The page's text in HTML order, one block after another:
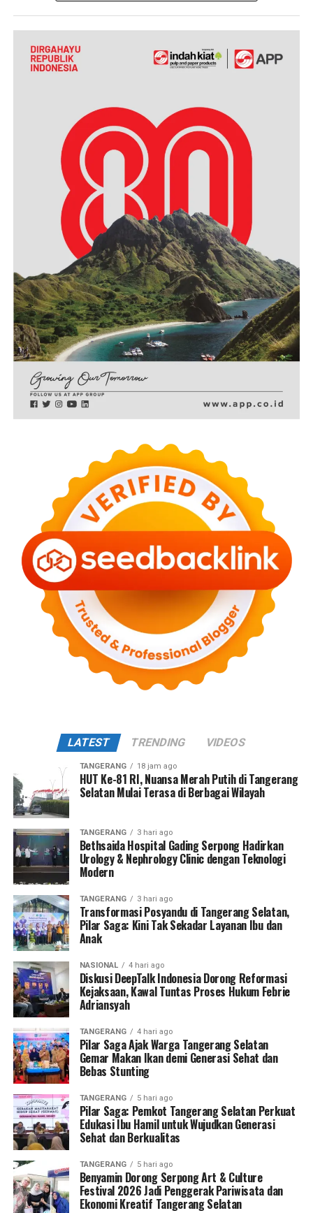
LATEST TRENDING VIDEOS
TANGERANG 18 jam ago
HUT Ke-81 RI, Nuansa Merah Putih di Tangerang
Selatan Mulai Terasa di Berbagai Wilayah
TANGERANG 3 hari ago
Bethsaida Hospital Gading Serpong Hadirkan
Urology & Nephrology Clinic dengan Teknologi
Modern
TANGERANG 3 hari ago
Transformasi Posyandu di Tangerang Selatan,
Pilar Saga: Kini Tak Sekadar Layanan Ibu dan
Anak
NASIONAL 4 hari ago
Diskusi DeepTalk Indonesia Dorong Reformasi
Kejaksaan, Kawal Tuntas Proses Hukum Febrie
Adriansyah
TANGERANG 4 hari ago
Pilar Saga Ajak Warga Tangerang Selatan
Gemar Makan Ikan demi Generasi Sehat dan
Bebas Stunting
TANGERANG 5 hari ago
Pilar Saga: Pemkot Tangerang Selatan Perkuat
Edukasi Ibu Hamil untuk Wujudkan Generasi
Sehat dan Berkualitas
TANGERANG 5 hari ago
Benyamin Dorong Serpong Art & Culture
Festival 2026 Jadi Penggerak Pariwisata dan
Ekonomi Kreatif Tangerang Selatan